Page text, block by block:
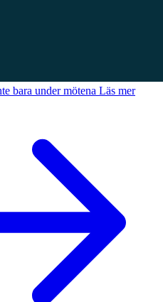
bara under mötena Läs mer